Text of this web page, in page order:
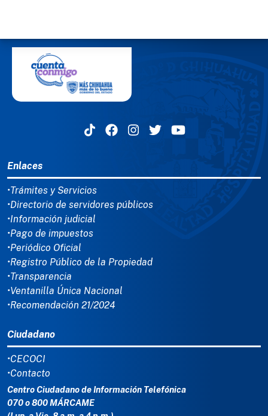
Enlaces
•Trámites y Servicios
•Directorio de servidores públicos
•Información judicial
•Pago de impuestos
•Periódico Oficial
•Registro Público de la Propiedad
•Transparencia
•Ventanilla Única Nacional
•Recomendación 21/2024
Ciudadano
•CECOCI
•Contacto
Centro Ciudadano de Información Telefónica
070 o 800 MÁRCAME